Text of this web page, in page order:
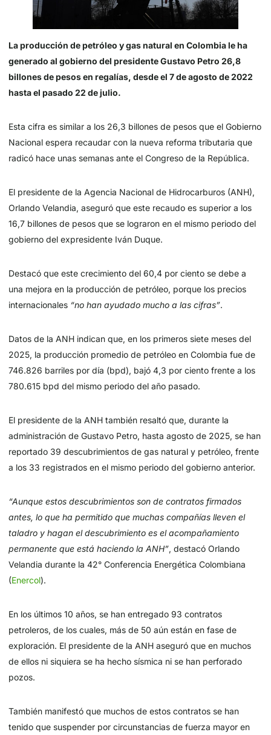
La producción de petróleo y gas natural en Colombia le ha
generado al gobierno del presidente Gustavo Petro 26,8
billones de pesos en regalías, desde el 7 de agosto de 2022
hasta el pasado 22 de julio.
Esta cifra es similar a los 26,3 billones de pesos que el Gobierno
Nacional espera recaudar con la nueva reforma tributaria que
radicó hace unas semanas ante el Congreso de la República.
El presidente de la Agencia Nacional de Hidrocarburos (ANH),
Orlando Velandia, aseguró que este recaudo es superior a los
16,7 billones de pesos que se lograron en el mismo periodo del
gobierno del expresidente Iván Duque.
Destacó que este crecimiento del 60,4 por ciento se debe a
una mejora en la producción de petróleo, porque los precios
internacionales “no han ayudado mucho a las cifras”.
Datos de la ANH indican que, en los primeros siete meses del
2025, la producción promedio de petróleo en Colombia fue de
746.826 barriles por día (bpd), bajó 4,3 por ciento frente a los
780.615 bpd del mismo periodo del año pasado.
El presidente de la ANH también resaltó que, durante la
administración de Gustavo Petro, hasta agosto de 2025, se han
reportado 39 descubrimientos de gas natural y petróleo, frente
a los 33 registrados en el mismo periodo del gobierno anterior.
“Aunque estos descubrimientos son de contratos firmados
antes, lo que ha permitido que muchas compañías lleven el
taladro y hagan el descubrimiento es el acompañamiento
permanente que está haciendo la ANH”, destacó Orlando
Velandia durante la 42° Conferencia Energética Colombiana
(Enercol).
En los últimos 10 años, se han entregado 93 contratos
petroleros, de los cuales, más de 50 aún están en fase de
exploración. El presidente de la ANH aseguró que en muchos
de ellos ni siquiera se ha hecho sísmica ni se han perforado
pozos.
También manifestó que muchos de estos contratos se han
tenido que suspender por circunstancias de fuerza mayor en